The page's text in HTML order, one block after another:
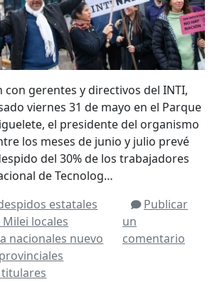
con gerentes y directivos del INTI,
viernes 31 de mayo en el Parque
el presidente del organismo
los meses de junio y julio prevé
del 30% de los trabajadores
de Tecnolog…
estatales
Milei locales
nacionales nuevo
provinciales
titulares
Publicar
un
comentario